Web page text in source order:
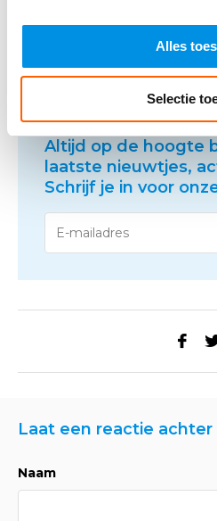
Alles
Selectie
Wat levert deze dag
Wat kan Arbowinkel
zorg?
Altijd op de hoogte
laatste nieuwtjes,
Schrijf je in voor
Laat een reactie achter
Naam